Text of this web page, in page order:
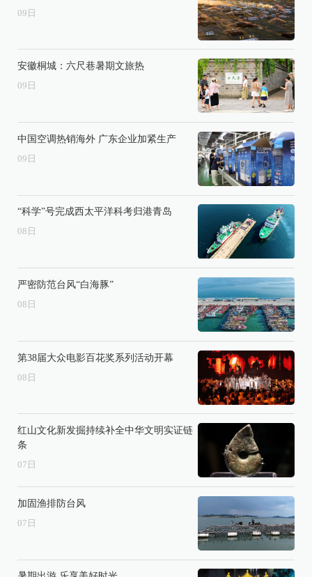
09 日
安徽桐城：六尺巷暑期文旅热
09 日
中国空调热销海外 广东企业加紧生产
09 日
“科学”号完成西太平洋科考归港青岛
08 日
严密防范台风“白海豚”
08 日
第38届大众电影百花奖系列活动开幕
08 日
红山文化新发掘持续补全中华文明实证链
条
07 日
加固渔排防台风
07 日